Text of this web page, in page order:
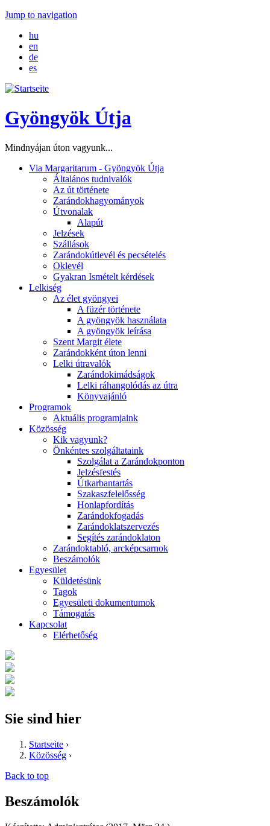
Jump to navigation
hu
en
de
es
Gyöngyök Útja
Mindnyájan úton vagyunk...
Via Margaritarum - Gyöngyök Útja
Általános tudnivalók
Az út története
Zarándokhagyományok
Útvonalak
Alapút
Jelzések
Szállások
Zarándokútlevél és pecsételés
Oklevél
Gyakran Ismételt kérdések
Lelkiség
Az élet gyöngyei
A füzér története
A gyöngyök használata
A gyöngyök leírása
Szent Margit élete
Zarándokként úton lenni
Lelki útravalók
Zarándokimádságok
Lelki ráhangolódás az útra
Könyvajánló
Programok
Aktuális programjaink
Közösség
Kik vagyunk?
Önkéntes szolgáltataink
Szolgálat a Zarándokponton
Jelzésfestés
Útkarbantartás
Szakaszfelelősség
Honlapfordítás
Zarándokfogadás
Zarándoklatszervezés
Segítés zarándoklaton
Zarándoktabló, arcképcsarnok
Beszámolók
Egyesület
Küldetésünk
Tagok
Egyesületi dokumentumok
Támogatás
Kapcsolat
Elérhetőség
Sie sind hier
Startseite ›
Közösség ›
Back to top
Beszámolók